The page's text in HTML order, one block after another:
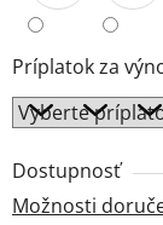
Príplatok za
Dostupnosť
Možnosti